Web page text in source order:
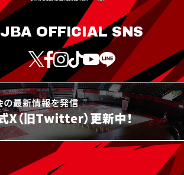
JBA OFFICIAL SNS